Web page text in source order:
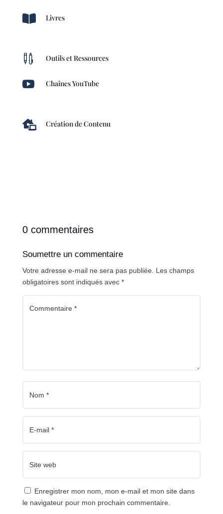
 Livres
 Outils et Ressources
 Chaînes YouTube
 Création de Contenu
0 commentaires
Soumettre un commentaire
Votre adresse e-mail ne sera pas publiée. Les champs
obligatoires sont indiqués avec *
Enregistrer mon nom, mon e-mail et mon site dans
le navigateur pour mon prochain commentaire.